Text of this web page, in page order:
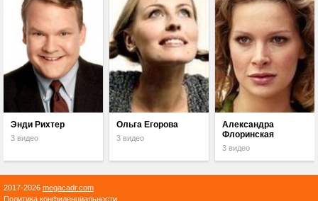
Энди Рихтер
3 видео
Ольга Егорова
3 видео
Александра
Флоринская
3 видео
2017-2026 megacadr.com
Политика конфиденциальности